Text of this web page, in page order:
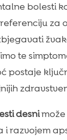
bolesti
za
te
postaje
desni
i razvojem